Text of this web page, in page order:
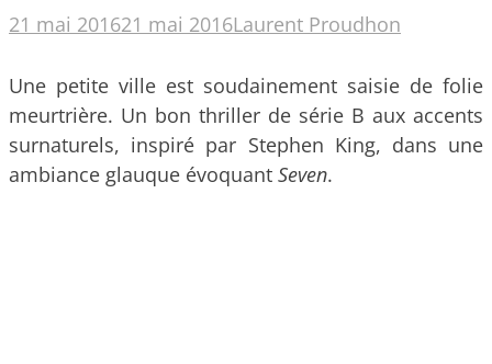
21 mai 201621 mai 2016Laurent Proudhon
Une petite ville est soudainement saisie de folie
meurtrière. Un bon thriller de série B aux accents
surnaturels, inspiré par Stephen King, dans une
ambiance glauque évoquant Seven.